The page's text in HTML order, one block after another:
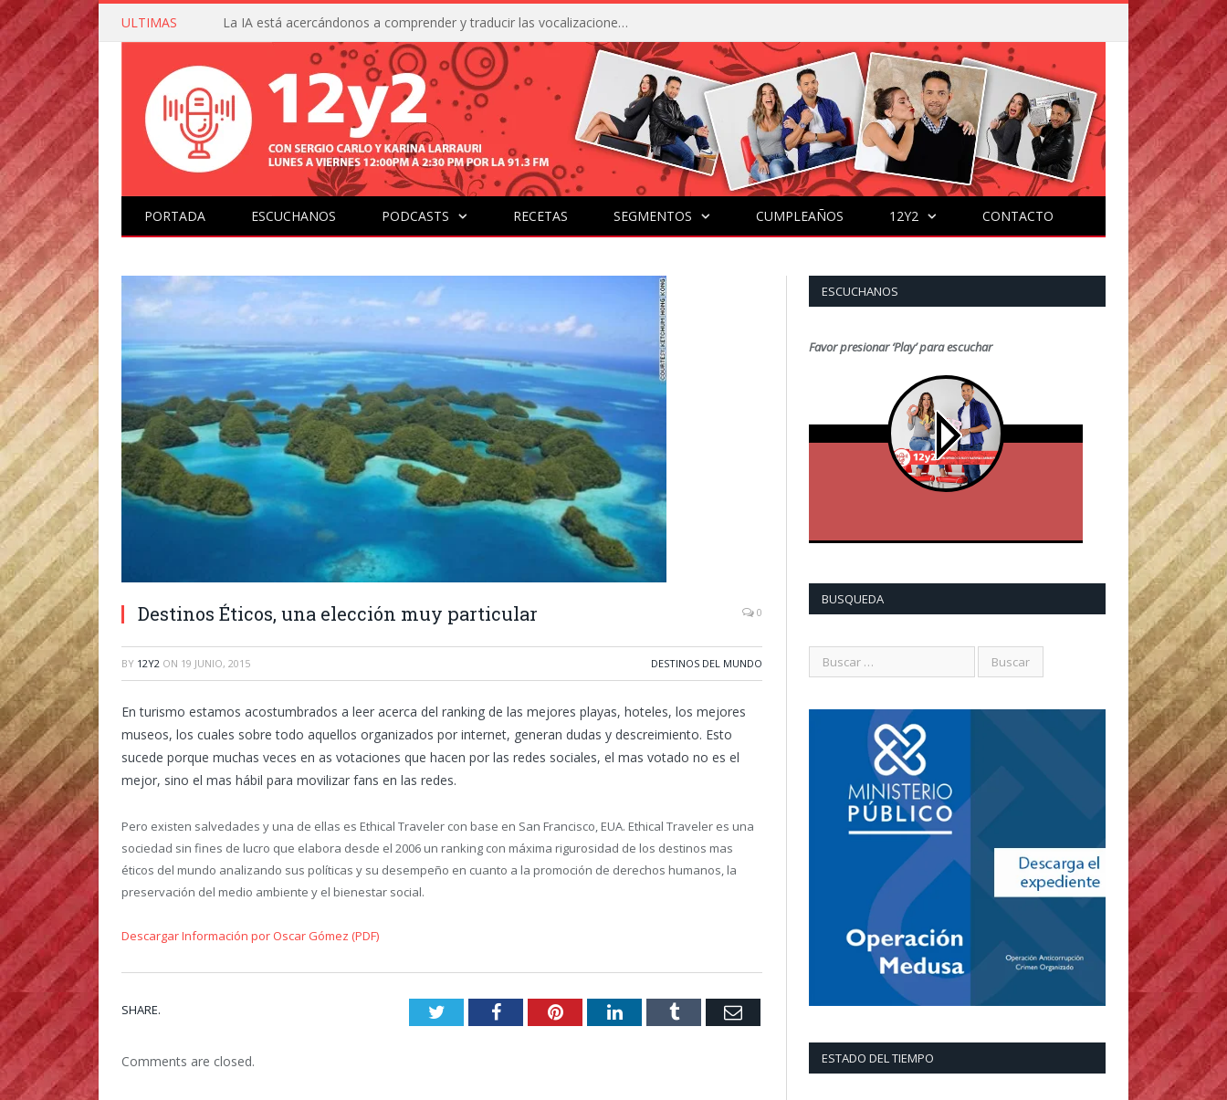
ULTIMAS La IA está acercándonos a comprender y traducir las vocalizaciones y comportamientos de nuestras mascotas
PORTADA ESCUCHANOS PODCASTS RECETAS SEGMENTOS CUMPLEAÑOS 12Y2 CONTACTO
Destinos Éticos, una elección muy particular 0
BY 12Y2 ON 19 JUNIO, 2015 DESTINOS DEL MUNDO
En turismo estamos acostumbrados a leer acerca del ranking de las mejores playas, hoteles, los mejores
museos, los cuales sobre todo aquellos organizados por internet, generan dudas y descreimiento. Esto
sucede porque muchas veces en as votaciones que hacen por las redes sociales, el mas votado no es el
mejor, sino el mas hábil para movilizar fans en las redes.
Pero existen salvedades y una de ellas es Ethical Traveler con base en San Francisco, EUA. Ethical Traveler es una
sociedad sin fines de lucro que elabora desde el 2006 un ranking con máxima rigurosidad de los destinos mas
éticos del mundo analizando sus políticas y su desempeño en cuanto a la promoción de derechos humanos, la
preservación del medio ambiente y el bienestar social.
Descargar Información por Oscar Gómez (PDF)
SHARE. TwitterFacebookPinterestLinkedInTumblr Email
Comments are closed.
ESCUCHANOS
Favor presionar ‘Play’ para escuchar
BUSQUEDA
ESTADO DEL TIEMPO